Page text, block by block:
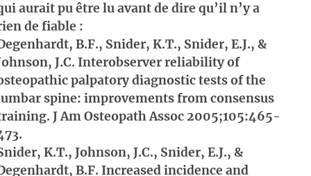
aurait pu être lu avant de dire qu’il n’y a
de fiable :
B.F., Snider, K.T., Snider, E.J., &
J.C. Interobserver reliability of
palpatory diagnostic tests of the
spine: improvements from consensus
J Am Osteopath Assoc 2005;105:465-
K.T., Johnson, J.C., Snider, E.J., &
B.F. Increased incidence and